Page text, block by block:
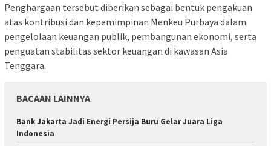
Penghargaan tersebut diberikan sebagai bentuk pengakuan
atas kontribusi dan kepemimpinan Menkeu Purbaya dalam
pengelolaan keuangan publik, pembangunan ekonomi, serta
penguatan stabilitas sektor keuangan di kawasan Asia
Tenggara.
BACAAN LAINNYA
Bank Jakarta Jadi Energi Persija Buru Gelar Juara Liga
Indonesia